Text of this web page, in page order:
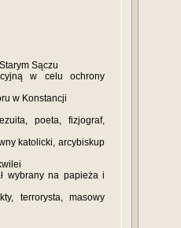
Sączu
w celu ochrony
w Konstancji
poeta, fizjograf,
katolicki, arcybiskup
wybrany na papieża i
terrorysta, masowy